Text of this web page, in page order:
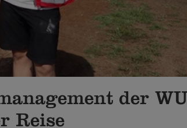
der WU
Reise